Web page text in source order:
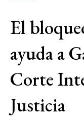
El
ayuda a
Corte
Justicia